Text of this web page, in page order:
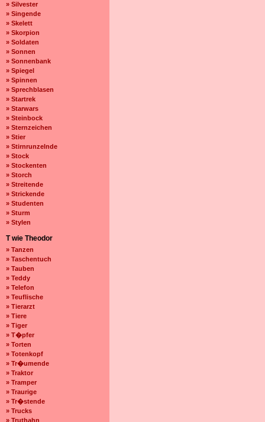
» Silvester
» Singende
» Skelett
» Skorpion
» Soldaten
» Sonnen
» Sonnenbank
» Spiegel
» Spinnen
» Sprechblasen
» Startrek
» Starwars
» Steinbock
» Sternzeichen
» Stier
» Stirnrunzelnde
» Stock
» Stockenten
» Storch
» Streitende
» Strickende
» Studenten
» Sturm
» Stylen
T wie Theodor
» Tanzen
» Taschentuch
» Tauben
» Teddy
» Telefon
» Teuflische
» Tierarzt
» Tiere
» Tiger
» T�pfer
» Torten
» Totenkopf
» Tr�umende
» Traktor
» Tramper
» Traurige
» Tr�stende
» Trucks
» Truthahn